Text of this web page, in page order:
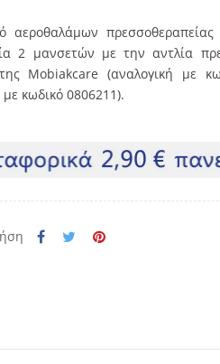
αεροθαλάμων
2 μανσετών με την αντλία
Mobiakcare (αναλογική με
κωδικό 0806211).